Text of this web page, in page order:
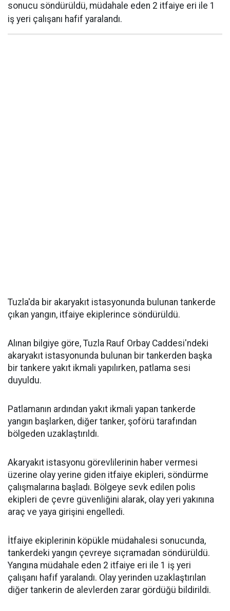
sonucu söndürüldü, müdahale eden 2 itfaiye eri ile 1
iş yeri çalışanı hafif yaralandı.
Tuzla'da bir akaryakıt istasyonunda bulunan tankerde
çıkan yangın, itfaiye ekiplerince söndürüldü.
Alınan bilgiye göre, Tuzla Rauf Orbay Caddesi'ndeki
akaryakıt istasyonunda bulunan bir tankerden başka
bir tankere yakıt ikmali yapılırken, patlama sesi
duyuldu.
Patlamanın ardından yakıt ikmali yapan tankerde
yangın başlarken, diğer tanker, şoförü tarafından
bölgeden uzaklaştırıldı.
Akaryakıt istasyonu görevlilerinin haber vermesi
üzerine olay yerine giden itfaiye ekipleri, söndürme
çalışmalarına başladı. Bölgeye sevk edilen polis
ekipleri de çevre güvenliğini alarak, olay yeri yakınına
araç ve yaya girişini engelledi.
İtfaiye ekiplerinin köpükle müdahalesi sonucunda,
tankerdeki yangın çevreye sıçramadan söndürüldü.
Yangına müdahale eden 2 itfaiye eri ile 1 iş yeri
çalışanı hafif yaralandı. Olay yerinden uzaklaştırılan
diğer tankerin de alevlerden zarar gördüğü bildirildi.